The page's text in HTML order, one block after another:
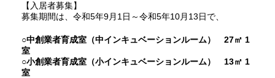
【入居者募集】
募集期間は、令和5年9月1日～令和5年10月13日で、
○中創業者育成室（中インキュベーションルーム） 27㎡ 1
室
○小創業者育成室（小インキュベーションルーム） 13㎡ 1
室